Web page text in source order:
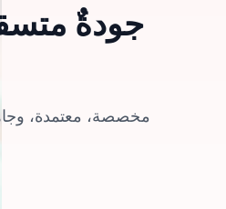
جودةٌ
مخصصة، معتمدة،